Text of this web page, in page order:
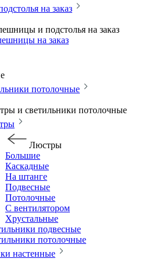
на заказ
и подстолья на заказ
на заказ
потолочные
и светильники потолочные
Люстры
Большие
Каскадные
На штанге
Подвесные
Потолочные
С вентилятором
Хрустальные
подвесные
потолочные
настенные